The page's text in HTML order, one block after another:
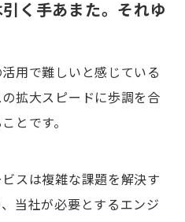
く手あまた。それゆ
用で難しいと感じている
拡大スピードに歩調を合
とです。
スは複雑な課題を解決す
当社が必要とするエンジ